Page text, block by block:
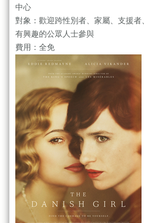
中心
對象：歡迎跨性別者、家屬、支援
有興趣的公眾人士參與
費用：全免